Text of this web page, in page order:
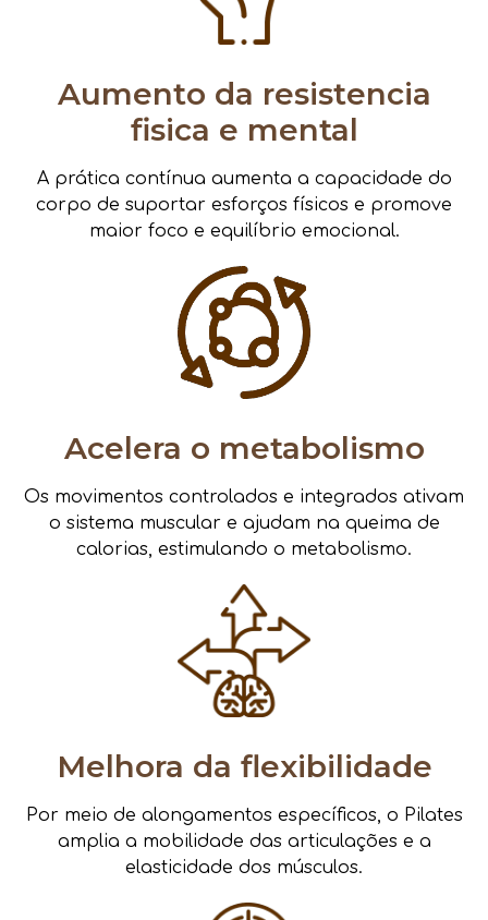
Aumento da resistencia
fisica e mental
A prática contínua aumenta a capacidade do
corpo de suportar esforços físicos e promove
maior foco e equilíbrio emocional.
Acelera o metabolismo
Os movimentos controlados e integrados ativam
o sistema muscular e ajudam na queima de
calorias, estimulando o metabolismo.
Melhora da flexibilidade
Por meio de alongamentos específicos, o Pilates
amplia a mobilidade das articulações e a
elasticidade dos músculos.